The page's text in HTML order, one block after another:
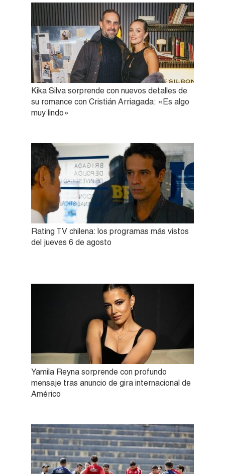
Kika Silva sorprende con nuevos detalles de
su romance con Cristián Arriagada: «Es algo
muy lindo»
Rating TV chilena: los programas más vistos
del jueves 6 de agosto
Yamila Reyna sorprende con profundo
mensaje tras anuncio de gira internacional de
Américo